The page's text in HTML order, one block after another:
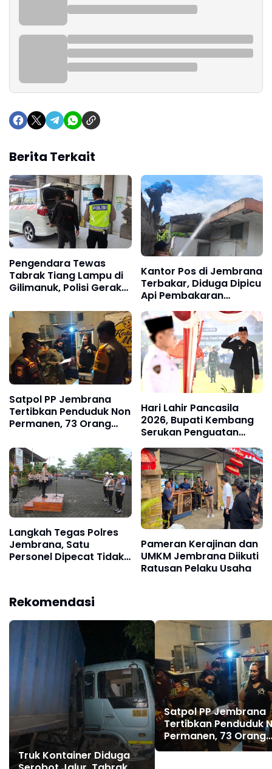
Berita Terkait
Pengendara Tewas
Tabrak Tiang Lampu di
Gilimanuk, Polisi Gerak
Tunggal
Kantor Pos di Jembrana
Terbakar, Diduga Dipicu
Api Pembakaran
Sampah
Satpol PP Jembrana
Tertibkan Penduduk Non
Permanen, 73 Orang
Negara
Hari Lahir Pancasila
2026, Bupati Kembang
Serukan Penguatan
Persatuan dan Gotong
Royong di Tengah
Tantangan Global
Langkah Tegas Polres
Jembrana, Satu
Personel Dipecat Tidak
Pameran Kerajinan dan
UMKM Jembrana Diikuti
Ratusan Pelaku Usaha
Rekomendasi
Truk Kontainer Diduga
Satpol PP Jembrana
Tertibkan Penduduk
Permanen, 73 Orang
Terdata di